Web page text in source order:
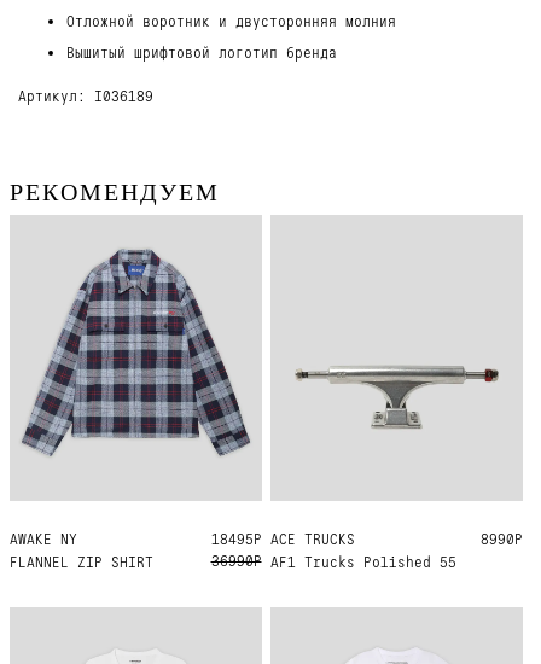
Отложной воротник и двусторонняя молния
Вышитый шрифтовой логотип бренда
Артикул: I036189
РЕКОМЕНДУЕМ
AWAKE NY
FLANNEL ZIP SHIRT
M XL
18495Р
36990Р
ACE TRUCKS
AF1 Trucks Polished 55
ONE SIZE 8990Р